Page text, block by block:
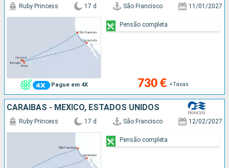
Pague em 4X
Ruby Princess 17 d São Francisco 11/01/2027
730 € +Taxas
Pensão completa
CARAIBAS - MEXICO, ESTADOS UNIDOS
Ruby Princess 17 d São Francisco 12/02/2027
Pensão completa